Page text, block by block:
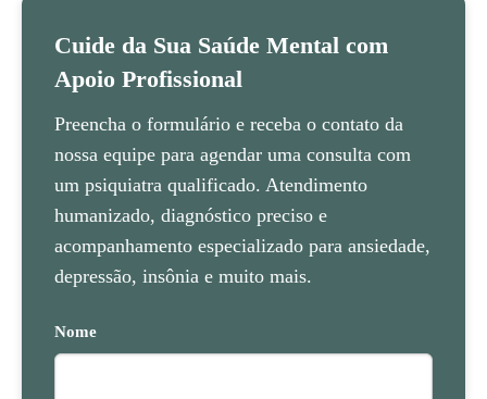
Cuide da Sua Saúde Mental com
Apoio Profissional
Preencha o formulário e receba o contato da
nossa equipe para agendar uma consulta com
um psiquiatra qualificado. Atendimento
humanizado, diagnóstico preciso e
acompanhamento especializado para ansiedade,
depressão, insônia e muito mais.
Nome